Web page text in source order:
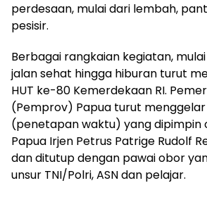
perdesaan, mulai dari lembah,
pesisir.
Berbagai rangkaian kegiatan,
jalan sehat hingga hiburan turut
HUT ke-80 Kemerdekaan RI.
(Pemprov) Papua turut
(penetapan waktu) yang dipimpin
Papua Irjen Petrus Patrige Rudolf
dan ditutup dengan pawai obor
unsur TNI/Polri, ASN dan pelajar.